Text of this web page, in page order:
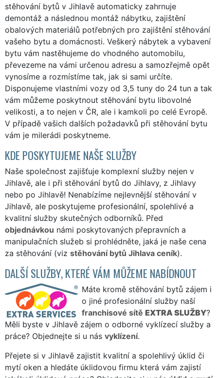
stěhování bytů v Jihlavě automaticky zahrnuje
demontáž a následnou montáž nábytku, zajištění
obalových materiálů potřebných pro zajištění stěhování
vašeho bytu a domácnosti. Veškerý nábytek a vybavení
bytu vám nastěhujeme do vhodného automobilu,
převezeme na vámi určenou adresu a samozřejmě opět
vynosíme a rozmístíme tak, jak si sami určíte.
Disponujeme vlastními vozy od 3,5 tuny do 24 tun a tak
vám můžeme poskytnout stěhování bytu libovolné
velikosti, a to nejen v ČR, ale i kamkoli po celé Evropě.
V případě vašich dalších požadavků při stěhování bytu
vám je milerádi poskytneme.
KDE POSKYTUJEME NAŠE SLUŽBY
Naše společnost zajišťuje komplexní služby nejen v
Jihlavě, ale i při stěhování bytů do Jihlavy, z Jihlavy
nebo po Jihlavě! Nenabízíme nejlevnější stěhování v
Jihlavě, ale poskytujeme profesionální, spolehlivé a
kvalitní služby skutečných odborníků. Před
objednávkou námi poskytovaných přepravních a
manipulačních služeb si prohlédněte, jaká je naše cena
za stěhování (viz stěhování bytů Jihlava ceník).
DALŠÍ SLUŽBY, KTERÉ VÁM MŮŽEME NABÍDNOUT
Máte kromě stěhování bytů zájem i
o jiné profesionální služby naší
franchisové sítě EXTRA SLUŽBY?
Měli byste v Jihlavě zájem o odborné vyklízecí služby a
práce? Objednejte si u nás vyklízení.
Přejete si v Jihlavě zajistit kvalitní a spolehlivý úklid či
mytí oken a hledáte úklidovou firmu která vám zajistí